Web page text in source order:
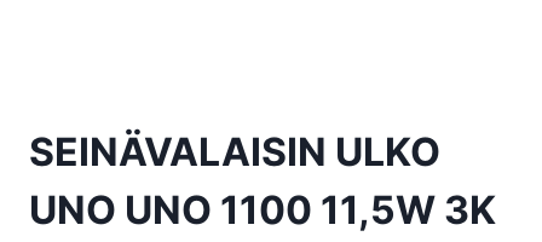
SEINÄVALAISIN ULKO
UNO UNO 1100 11,5W 3K